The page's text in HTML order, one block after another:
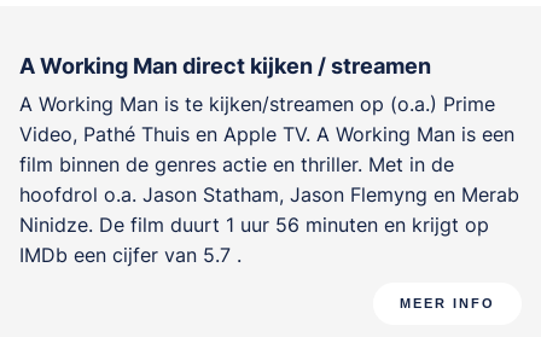
A Working Man direct kijken / streamen
A Working Man is te kijken/streamen op (o.a.) Prime
Video, Pathé Thuis en Apple TV. A Working Man is een
film binnen de genres actie en thriller. Met in de
hoofdrol o.a. Jason Statham, Jason Flemyng en Merab
Ninidze. De film duurt 1 uur 56 minuten en krijgt op
IMDb een cijfer van 5.7 .
MEER INFO